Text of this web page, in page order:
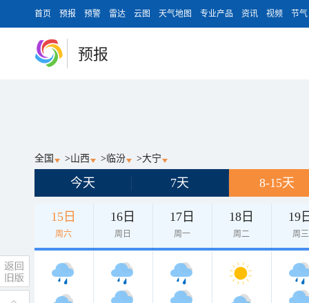
首页 预报 预警 雷达 云图 天气地图 专业产品 资讯 视频 节气
预报
全国 >山西 > 临汾 >大宁
今天 7天 8-15天
15日
周六
16日
周日
17日
周一
18日
周二
19
周三